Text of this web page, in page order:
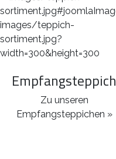
Empfangsteppich
Zu unseren
Empfangsteppichen »